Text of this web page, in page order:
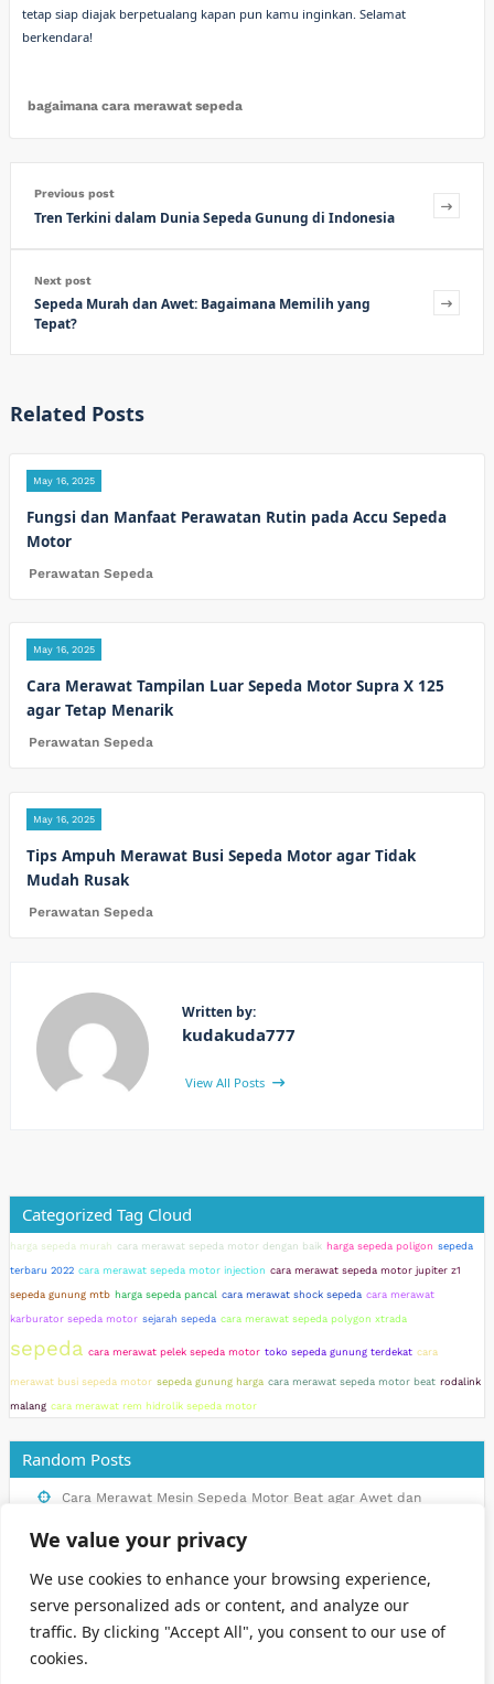
We value your privacy
We use cookies to enhance your browsing experience,
serve personalized ads or content, and analyze our
traffic. By clicking "Accept All", you consent to our use of
cookies.
tetap siap diajak berpetualang kapan pun kamu inginkan. Selamat
berkendara!
bagaimana cara merawat sepeda
Previous post
Tren Terkini dalam Dunia Sepeda Gunung di Indonesia
Next post
Sepeda Murah dan Awet: Bagaimana Memilih yang
Tepat?
Related Posts
May 16, 2025
Fungsi dan Manfaat Perawatan Rutin pada Accu Sepeda
Motor
Perawatan Sepeda
May 16, 2025
Cara Merawat Tampilan Luar Sepeda Motor Supra X 125
agar Tetap Menarik
Perawatan Sepeda
May 16, 2025
Tips Ampuh Merawat Busi Sepeda Motor agar Tidak
Mudah Rusak
Perawatan Sepeda
Written by:
kudakuda777
View All Posts
Categorized Tag Cloud
harga sepeda murah cara merawat sepeda motor dengan baik harga sepeda poligon sepeda
terbaru 2022 cara merawat sepeda motor injection cara merawat sepeda motor jupiter z1
sepeda gunung mtb harga sepeda pancal cara merawat shock sepeda cara merawat
karburator sepeda motor sejarah sepeda cara merawat sepeda polygon xtrada
sepeda cara merawat pelek sepeda motor toko sepeda gunung terdekat cara
merawat busi sepeda motor sepeda gunung harga cara merawat sepeda motor beat rodalink
malang cara merawat rem hidrolik sepeda motor
Random Posts
Cara Merawat Mesin Sepeda Motor Beat agar Awet dan
Tips Memilih Sepeda yang Sesuai dengan Kebutuhan Anda
Manfaat Bersepeda dengan Sepeda Polygon untuk Kesehatan
10 Tempat Wisata Sepeda Gunung MTB Terbaik di Indonesia
Tren Sepeda Murah di Indonesia: Kenali Model dan Harganya!